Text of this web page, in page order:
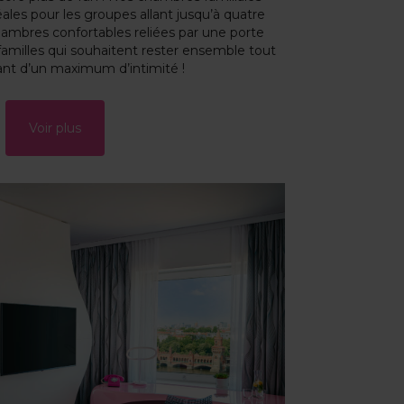
pour les groupes allant jusqu’à quatre
confortables reliées par une porte
qui souhaitent rester ensemble tout
d’un maximum d’intimité !
Voir plus